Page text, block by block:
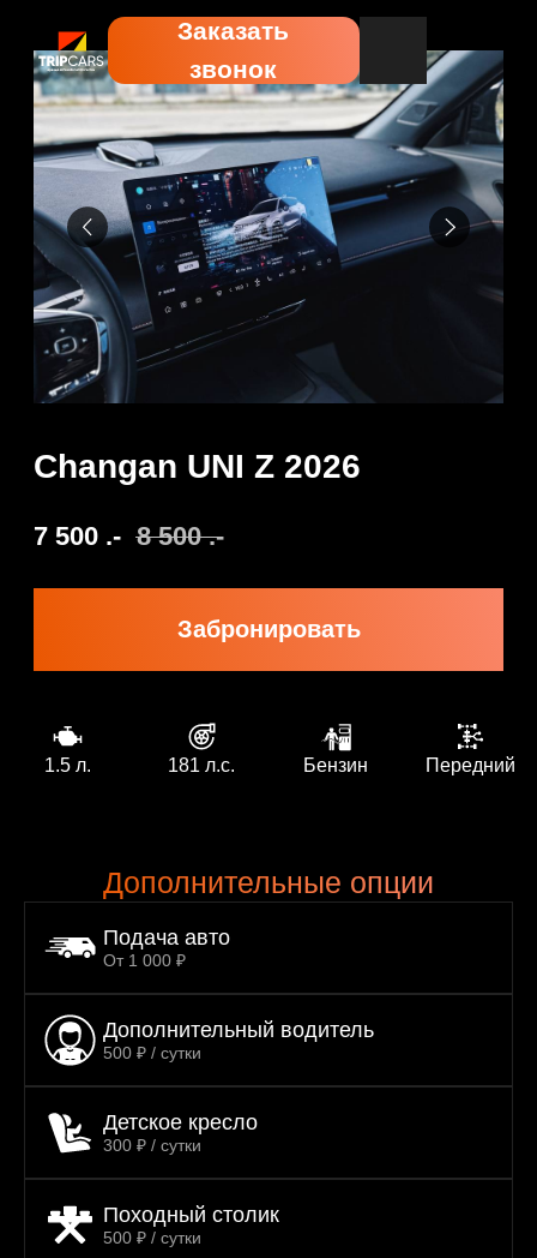
Заказать
Changan UNI Z 2026
7 500 .- 8 500
1.5 л. 181 л.с. Бензин Передний
Дополнительные опции
Подача авто
От 1 000 ₽
Дополнительный водитель
500 ₽ / сутки
Детское кресло
300 ₽ / сутки
Походный столик
500 ₽ / сутки